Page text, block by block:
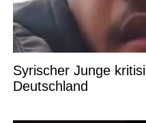
Syrischer Junge
Deutschland